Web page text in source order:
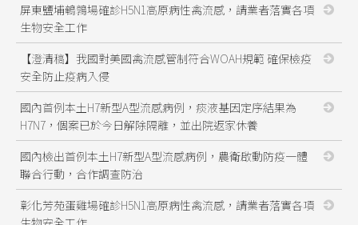
屏東鹽埔鵪鶉場確診H5N1高原病性禽流感，請業者落實各項
生物安全工作
【澄清稿】我國對美國禽流感管制符合WOAH規範 確保檢疫
安全防止疫病入侵
國內首例本土H7新型A型流感病例，痰液基因定序結果為
H7N7，個案已於今日解除隔離，並出院返家休養
國內檢出首例本土H7新型A型流感病例，農衛啟動防疫一體
聯合行動，合作調查防治
彰化芳苑蛋雞場確診H5N1高原病性禽流感，請業者落實各項